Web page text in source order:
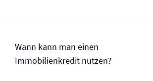
Wann kann man einen
Immobilienkredit nutzen?